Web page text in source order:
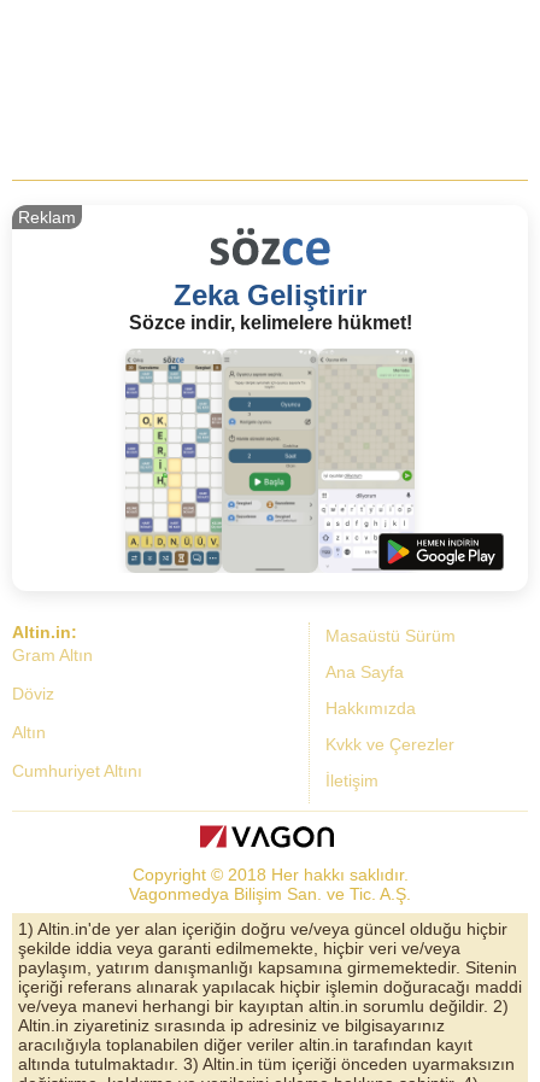
Zeka Geliştirir
Sözce indir, kelimelere hükmet!
Reklam
Masaüstü Sürüm
Ana Sayfa
Hakkımızda
Kvkk ve Çerezler
İletişim
Altin.in:
Gram Altın
Döviz
Altın
Cumhuriyet Altını
Dolar Kuru
Altın Yorumları
Döviz Kurları
Çeyrek Altın
Bitcoin
Copyright © 2018 Her hakkı saklıdır.
Vagonmedya Bilişim San. ve Tic. A.Ş.
1) Altin.in'de yer alan içeriğin doğru ve/veya güncel olduğu hiçbir
şekilde iddia veya garanti edilmemekte, hiçbir veri ve/veya
paylaşım, yatırım danışmanlığı kapsamına girmemektedir. Sitenin
içeriği referans alınarak yapılacak hiçbir işlemin doğuracağı maddi
ve/veya manevi herhangi bir kayıptan altin.in sorumlu değildir. 2)
Altin.in ziyaretiniz sırasında ip adresiniz ve bilgisayarınız
aracılığıyla toplanabilen diğer veriler altin.in tarafından kayıt
altında tutulmaktadır. 3) Altin.in tüm içeriği önceden uyarmaksızın